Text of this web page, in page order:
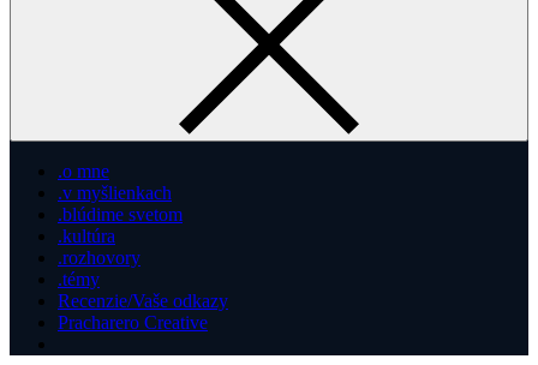
.o mne
.v myšlienkach
.blúdime svetom
.kultúra
.rozhovory
.témy
Recenzie/Vaše odkazy
Pracharero Creative